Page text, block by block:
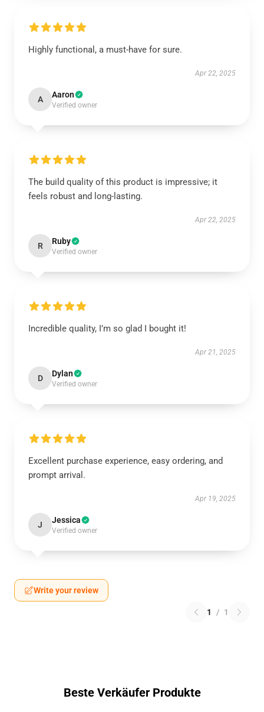
Highly functional, a must-have for sure.
Apr 22, 2025
A Aaron
Verified owner
The build quality of this product is impressive; it
feels robust and long-lasting.
Apr 22, 2025
R Ruby
Verified owner
Incredible quality, I’m so glad I bought it!
Apr 21, 2025
D Dylan
Verified owner
Excellent purchase experience, easy ordering, and
prompt arrival.
Apr 19, 2025
J Jessica
Verified owner
Write your review
1 / 1
Beste Verkäufer Produkte